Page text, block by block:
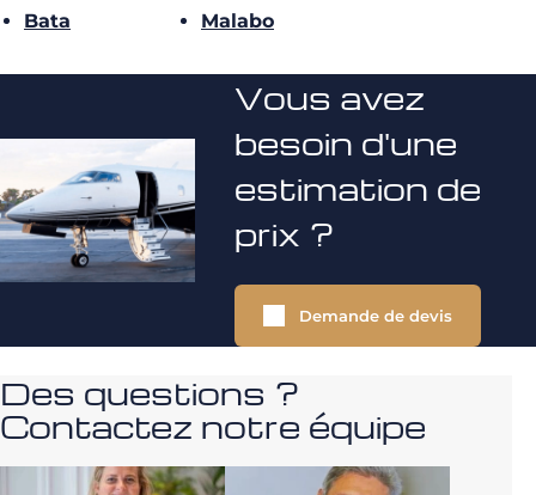
Bata
Malabo
Vous avez
besoin d'une
estimation de
prix ?
Demande de devis
Des questions ?
Contactez notre équipe